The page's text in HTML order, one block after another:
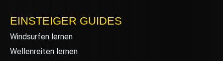
EINSTEIGER GUIDES
Windsurfen lernen
Wellenreiten lernen